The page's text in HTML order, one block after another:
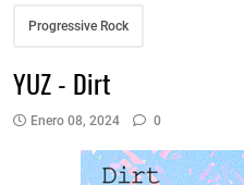
Progressive Rock
YUZ - Dirt
Enero 08, 2024 0